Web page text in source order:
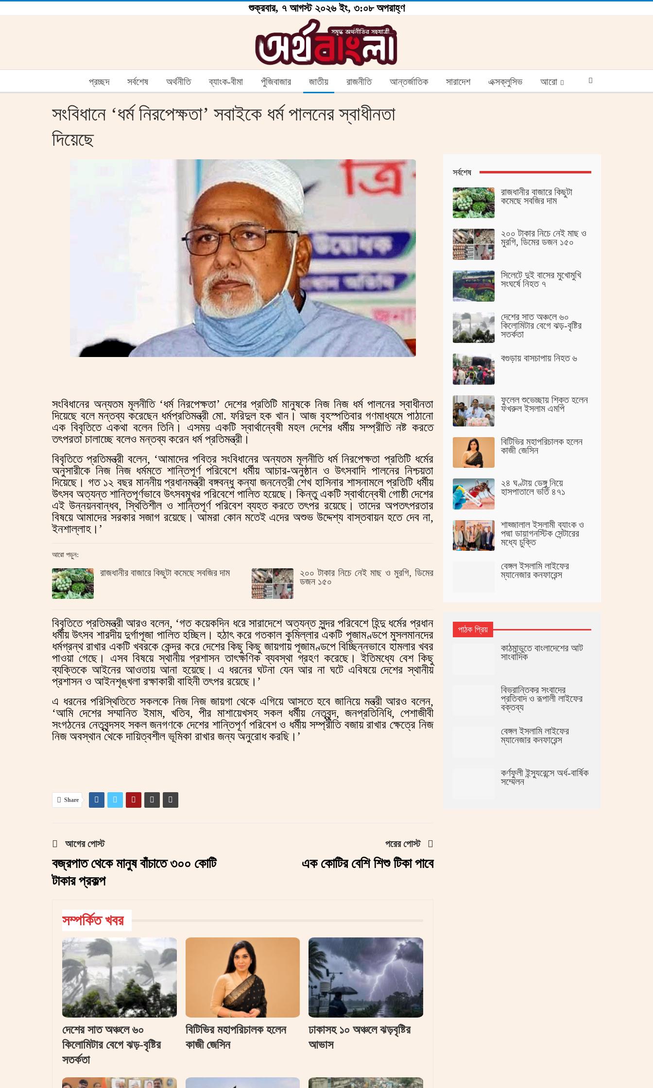
শুক্রবার, ৭ আগস্ট ২০২৬ ইং, ৩:০৮ অপরাহ্ণ
প্রচ্ছদ সর্বশেষ অর্থনীতি ব্যাংক-বীমা পুঁজিবাজার জাতীয় রাজনীতি আন্তর্জাতিক সারাদেশ এক্সক্লুসিভ আরো
সংবিধানে ‘ধর্ম নিরপেক্ষতা’ সবাইকে ধর্ম পালনের স্বাধীনতা
দিয়েছে
সংবিধানের অন্যতম মূলনীতি ‘ধর্ম নিরপেক্ষতা’ দেশের প্রতিটি মানুষকে নিজ নিজ ধর্ম পালনের স্বাধীনতা
দিয়েছে বলে মন্তব্য করেছেন ধর্মপ্রতিমন্ত্রী মো. ফরিদুল হক খান। আজ বৃহস্পতিবার গণমাধ্যমে পাঠানো
এক বিবৃতিতে একথা বলেন তিনি। এসময় একটি স্বার্থান্বেষী মহল দেশের ধর্মীয় সম্প্রীতি নষ্ট করতে
তৎপরতা চালাচ্ছে বলেও মন্তব্য করেন ধর্ম প্রতিমন্ত্রী।
বিবৃতিতে প্রতিমন্ত্রী বলেন, ‘আমাদের পবিত্র সংবিধানের অন্যতম মূলনীতি ধর্ম নিরপেক্ষতা প্রতিটি ধর্মের
অনুসারীকে নিজ নিজ ধর্মমতে শান্তিপূর্ণ পরিবেশে ধর্মীয় আচার-অনুষ্ঠান ও উৎসবাদি পালনের নিশ্চয়তা
দিয়েছে। গত ১২ বছর মাননীয় প্রধানমন্ত্রী বঙ্গবন্ধু কন্যা জননেত্রী শেখ হাসিনার শাসনামলে প্রতিটি ধর্মীয়
উৎসব অত্যন্ত শান্তিপূর্ণভাবে উৎসবমুখর পরিবেশে পালিত হয়েছে। কিন্তু একটি স্বার্থান্বেষী গোষ্ঠী দেশের
এই উন্নয়নবান্ধব, স্থিতিশীল ও শান্তিপূর্ণ পরিবেশ ব্যহত করতে তৎপর রয়েছে। তাদের অপতৎপরতার
বিষয়ে আমাদের সরকার সজাগ রয়েছে। আমরা কোন মতেই এদের অশুভ উদ্দেশ্য বাস্তবায়ন হতে দেব না,
ইনশাল্লাহ।’
আরো পড়ুন:
রাজধানীর বাজারে কিছুটা কমেছে সবজির দাম
২০০ টাকার নিচে নেই মাছ ও মুরগি, ডিমের
ডজন ১৫০
বিবৃতিতে প্রতিমন্ত্রী আরও বলেন, ‘গত কয়েকদিন ধরে সারাদেশে অত্যন্ত সুন্দর পরিবেশে হিন্দু ধর্মের প্রধান
ধর্মীয় উৎসব শারদীয় দুর্গাপূজা পালিত হচ্ছিল। হঠাৎ করে গতকাল কুমিল্লার একটি পূজামণ্ডপে মুসলমানদের
ধর্মগ্রন্থ রাখার একটি খবরকে কেন্দ্র করে দেশের কিছু কিছু জায়গায় পূজামণ্ডপে বিচ্ছিন্নভাবে হামলার খবর
পাওয়া গেছে। এসব বিষয়ে স্থানীয় প্রশাসন তাৎক্ষণিক ব্যবস্থা গ্রহণ করেছে। ইতিমধ্যে বেশ কিছু
ব্যক্তিকে আইনের আওতায় আনা হয়েছে। এ ধরনের ঘটনা যেন আর না ঘটে এবিষয়ে দেশের স্থানীয়
প্রশাসন ও আইনশৃঙ্খলা রক্ষাকারী বাহিনী তৎপর রয়েছে।’
এ ধরনের পরিস্থিতিতে সকলকে নিজ নিজ জায়গা থেকে এগিয়ে আসতে হবে জানিয়ে মন্ত্রী আরও বলেন,
‘আমি দেশের সম্মানিত ইমাম, খতিব, পীর মাশায়েখসহ সকল ধর্মীয় নেতৃবৃন্দ, জনপ্রতিনিধি, পেশাজীবী
সংগঠনের নেতৃবৃন্দসহ সকল জনগণকে দেশের শান্তিপূর্ণ পরিবেশ ও ধর্মীয় সম্প্রীতি বজায় রাখার ক্ষেত্রে নিজ
নিজ অবস্থান থেকে দায়িত্বশীল ভূমিকা রাখার জন্য অনুরোধ করছি।’
Share
আগের পোস্ট
বজ্রপাত থেকে মানুষ বাঁচাতে ৩০০ কোটি
টাকার প্রকল্প
পরের পোস্ট
এক কোটির বেশি শিশু টিকা পাবে
সম্পর্কিত খবর
দেশের সাত অঞ্চলে ৬০
কিলোমিটার বেগে ঝড়-বৃষ্টির
সতর্কতা
বিটিভির মহাপরিচালক হলেন
কাজী জেসিন
ঢাকাসহ ১০ অঞ্চলে ঝড়বৃষ্টির
আভাস
সর্বশেষ
রাজধানীর বাজারে কিছুটা
কমেছে সবজির দাম
২০০ টাকার নিচে নেই মাছ ও
মুরগি, ডিমের ডজন ১৫০
সিলেটে দুই বাসের মুখোমুখি
সংঘর্ষে নিহত ৭
দেশের সাত অঞ্চলে ৬০
কিলোমিটার বেগে ঝড়-বৃষ্টির
সতর্কতা
বগুড়ায় বাসচাপায় নিহত ৬
ফুলেল শুভেচ্ছায় শিক্ত হলেন
ফখরুল ইসলাম এমপি
বিটিভির মহাপরিচালক হলেন
কাজী জেসিন
২৪ ঘণ্টায় ডেঙ্গু নিয়ে
হাসপাতালে ভর্তি ৪৭১
শাহ্জালাল ইসলামী ব্যাংক ও
পদ্মা ডায়াগনস্টিক সেন্টারের
মধ্যে চুক্তি
বেঙ্গল ইসলামি লাইফের
ম্যানেজার কনফারেন্স
পাঠক প্রিয়
কাঠমান্ডুতে বাংলাদেশের আট
সাংবাদিক
বিভ্রান্তিকর সংবাদের
প্রতিবাদ ও রূপালী লাইফের
বক্তব্য
বেঙ্গল ইসলামি লাইফের
ম্যানেজার কনফারেন্স
কর্ণফুলী ইন্স্যুরেন্সে অর্ধ-বার্ষিক
সম্মেলন